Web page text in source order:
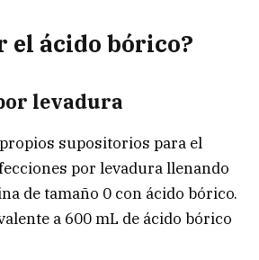
el ácido bórico?
levadura
supositorios para el
por levadura llenando
de tamaño 0 con ácido bórico.
a 600 mL de ácido bórico